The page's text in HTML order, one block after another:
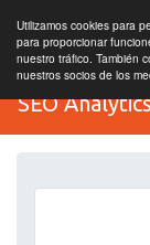
Utilizamos cookies para
para proporcionar
nuestro tráfico. También
nuestros socios de los
SEO